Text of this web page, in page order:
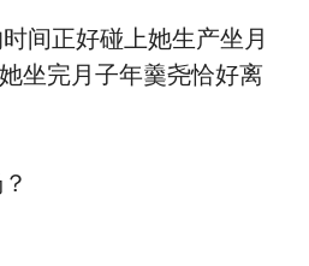
间正好碰上她生产坐月
坐完月子年羹尧恰好离